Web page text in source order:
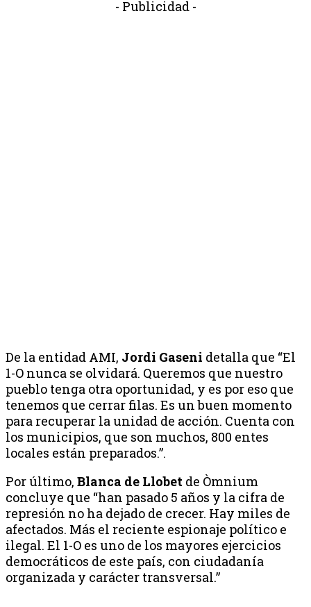
- Publicidad -
De la entidad AMI, Jordi Gaseni detalla que “El
1-O nunca se olvidará. Queremos que nuestro
pueblo tenga otra oportunidad, y es por eso que
tenemos que cerrar filas. Es un buen momento
para recuperar la unidad de acción. Cuenta con
los municipios, que son muchos, 800 entes
locales están preparados.”.
Por último, Blanca de Llobet de Òmnium
concluye que “han pasado 5 años y la cifra de
represión no ha dejado de crecer. Hay miles de
afectados. Más el reciente espionaje político e
ilegal. El 1-O es uno de los mayores ejercicios
democráticos de este país, con ciudadanía
organizada y carácter transversal.”